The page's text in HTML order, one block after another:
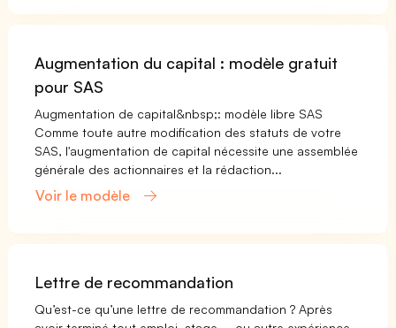
Augmentation du capital : modèle gratuit
pour SAS
Augmentation de capital&nbsp;: modèle libre SAS
Comme toute autre modification des statuts de votre
SAS, l'augmentation de capital nécessite une assemblée
générale des actionnaires et la rédaction...
Voir le modèle
Lettre de recommandation
Qu’est-ce qu’une lettre de recommandation ? Après